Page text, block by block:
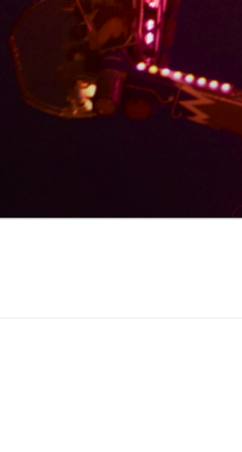
au
contenu
principal